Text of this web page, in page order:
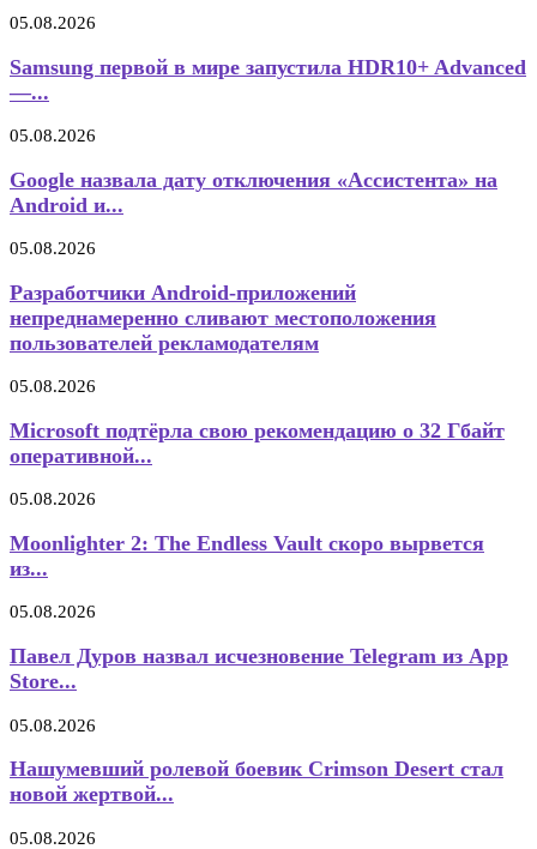
05.08.2026
Samsung первой в мире запустила HDR10+ Advanced
—...
05.08.2026
Google назвала дату отключения «Ассистента» на
Android и...
05.08.2026
Разработчики Android-приложений
непреднамеренно сливают местоположения
пользователей рекламодателям
05.08.2026
Microsoft подтёрла свою рекомендацию о 32 Гбайт
оперативной...
05.08.2026
Moonlighter 2: The Endless Vault скоро вырвется
из...
05.08.2026
Павел Дуров назвал исчезновение Telegram из App
Store...
05.08.2026
Нашумевший ролевой боевик Crimson Desert стал
новой жертвой...
05.08.2026